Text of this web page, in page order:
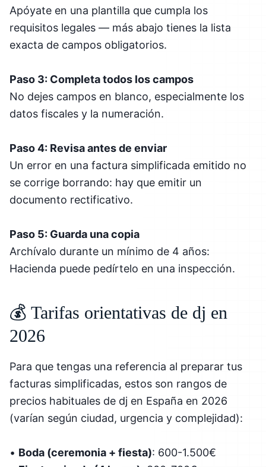
Apóyate en una plantilla que cumpla los
requisitos legales — más abajo tienes la lista
exacta de campos obligatorios.
Paso 3: Completa todos los campos
No dejes campos en blanco, especialmente los
datos fiscales y la numeración.
Paso 4: Revisa antes de enviar
Un error en una factura simplificada emitido no
se corrige borrando: hay que emitir un
documento rectificativo.
Paso 5: Guarda una copia
Archívalo durante un mínimo de 4 años:
Hacienda puede pedírtelo en una inspección.
💰 Tarifas orientativas de dj en
2026
Para que tengas una referencia al preparar tus
facturas simplificadas, estos son rangos de
precios habituales de dj en España en 2026
(varían según ciudad, urgencia y complejidad):
• Boda (ceremonia + fiesta): 600-1.500€